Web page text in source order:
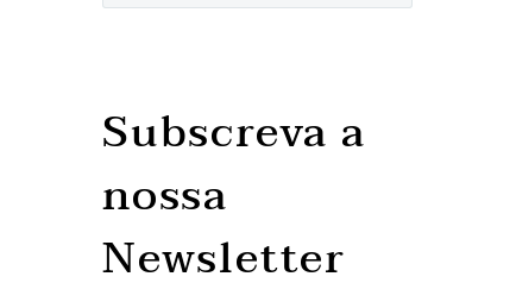
Subscreva a
nossa
Newsletter